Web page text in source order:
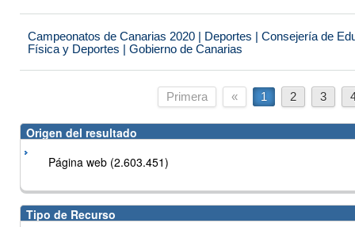
Campeonatos de Canarias 2020 | Deportes | Consejería de
Física y Deportes | Gobierno de Canarias
Primera « 1 2 3
Origen del resultado
Página web (2.603.451)
Tipo de Recurso